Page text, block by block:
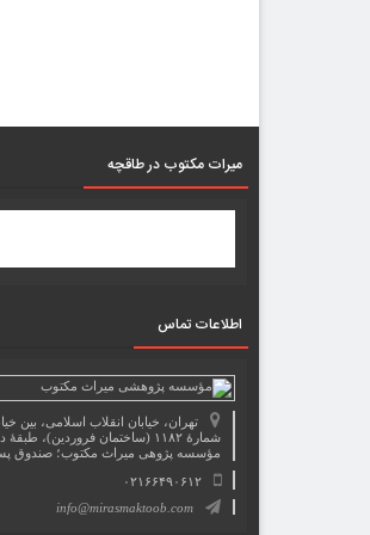
میرات مکتوب در طاقچه
اطلاعات تماس
تهران، خیابان انقلاب اسلامی، بین
مؤسسه پژوهی میراث مکتوب؛ صندوق پستی: ۵۶۹-
۰۲۱۶۶۴۹۰۶۱۲
info@mirasmaktoob.com